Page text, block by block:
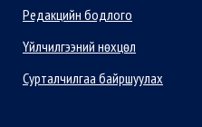
Редакцийн бодлого
Үйлчилгээний нөхцөл
Сурталчилгаа байршуулах